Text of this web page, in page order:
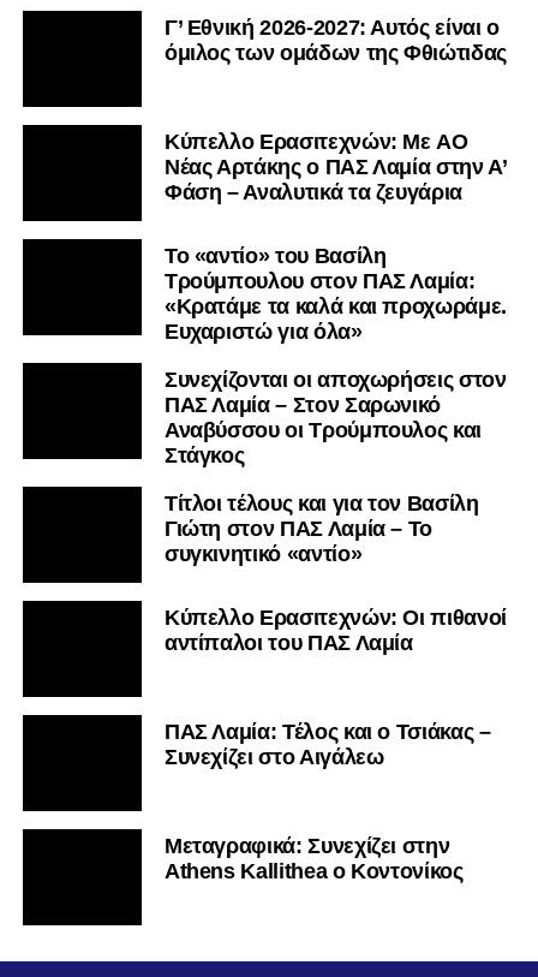
Γ’ Εθνική 2026-2027: Αυτός είναι ο
όμιλος των ομάδων της Φθιώτιδας
Kύπελλο Ερασιτεχνών: Με AO
Nέας Αρτάκης ο ΠΑΣ Λαμία στην Α’
Φάση – Αναλυτικά τα ζευγάρια
Το «αντίο» του Βασίλη
Τρούμπουλου στον ΠΑΣ Λαμία:
«Κρατάμε τα καλά και προχωράμε.
Ευχαριστώ για όλα»
Συνεχίζονται οι αποχωρήσεις στον
ΠΑΣ Λαμία – Στον Σαρωνικό
Αναβύσσου οι Τρούμπουλος και
Στάγκος
Τίτλοι τέλους και για τον Βασίλη
Γιώτη στον ΠΑΣ Λαμία – Το
συγκινητικό «αντίο»
Κύπελλο Ερασιτεχνών: Οι πιθανοί
αντίπαλοι του ΠΑΣ Λαμία
ΠΑΣ Λαμία: Τέλος και ο Τσιάκας –
Συνεχίζει στο Αιγάλεω
Mεταγραφικά: Συνεχίζει στην
Athens Kallithea ο Κοντονίκος